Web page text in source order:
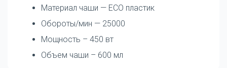
Материал чаши — ECO пластик
Обороты/мин — 25000
Мощность – 450 вт
Объем чаши – 600 мл